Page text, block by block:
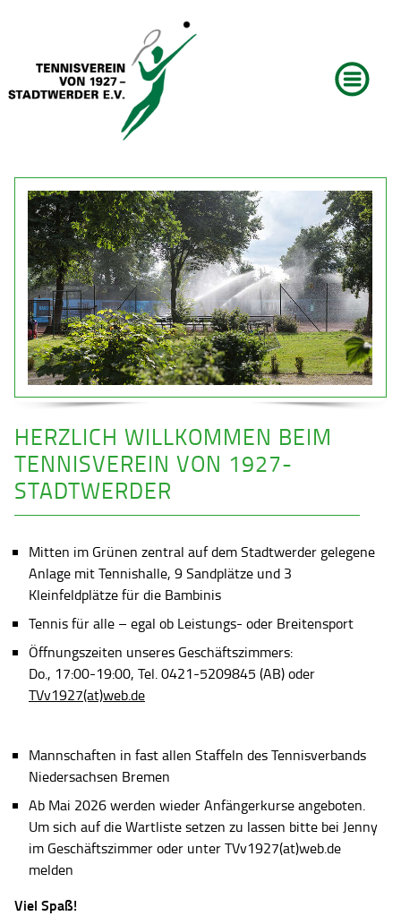
HERZLICH WILLKOMMEN BEIM
TENNISVEREIN VON 1927-
STADTWERDER
Mitten im Grünen zentral auf dem Stadtwerder gelegene
Anlage mit Tennishalle, 9 Sandplätze und 3
Kleinfeldplätze für die Bambinis
Tennis für alle – egal ob Leistungs- oder Breitensport
Öffnungszeiten unseres Geschäftszimmers:
Do., 17:00-19:00, Tel. 0421-5209845 (AB) oder
TVv1927(at)web.de
Mannschaften in fast allen Staffeln des Tennisverbands
Niedersachsen Bremen
Ab Mai 2026 werden wieder Anfängerkurse angeboten.
Um sich auf die Wartliste setzen zu lassen bitte bei Jenny
im Geschäftszimmer oder unter TVv1927(at)web.de
melden
Viel Spaß!